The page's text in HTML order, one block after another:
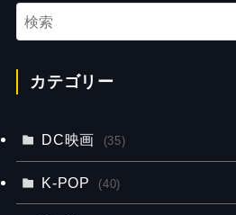
カテゴリー
DC映画 (35)
K-POP (40)